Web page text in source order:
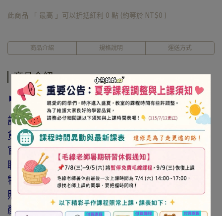
此商品 「 最高 」可以折抵紅利 0 點 (約等於 NT$0 )
商品介紹 規格說明 運送方式
商品介紹
► 注意事項
訂購前請詳閱「線上訂購流程說明」及「退換
貨需知」，謝謝。
官網與門市同步銷售，如遇缺貨會由專人與您
聯繫。
特價商品，會員不再提供折扣優惠。
照片因拍攝光線與螢幕色差而有所差異，實際
顏色與網路呈現略有不同，將以實際出貨商品